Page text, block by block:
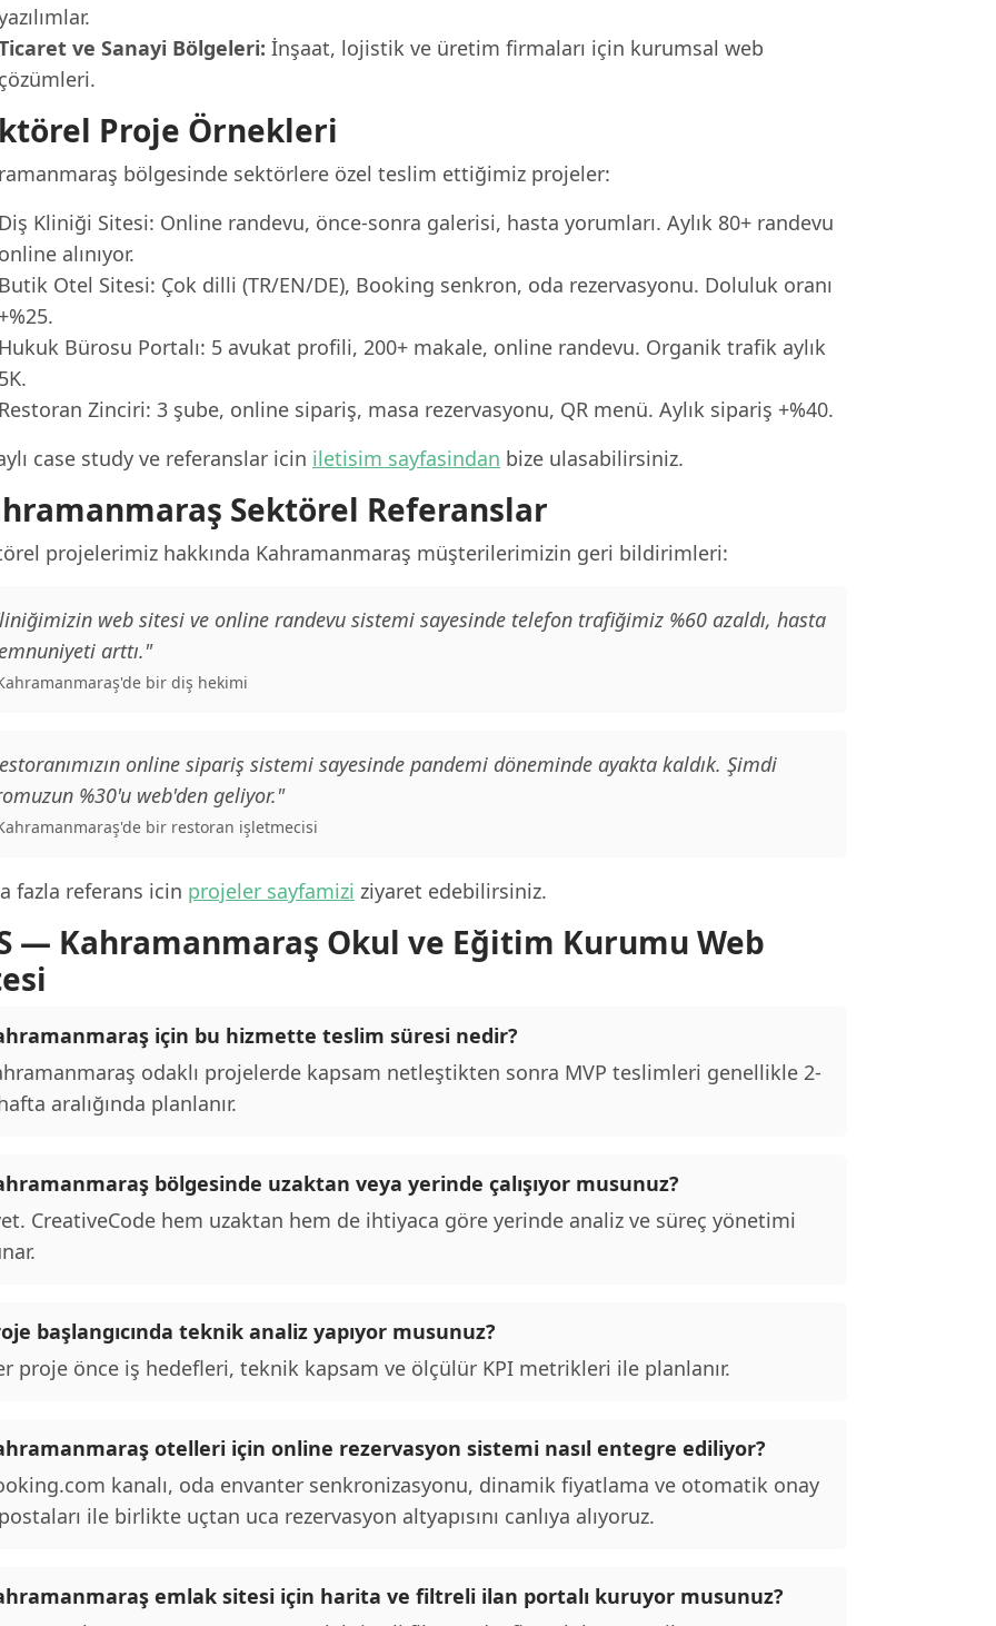
ve Sanayi Bölgeleri: İnşaat, lojistik ve üretim firmaları için kurumsal web
çözümleri.
Proje Örnekleri
bölgesinde sektörlere özel teslim ettiğimiz projeler:
Diş Kliniği Sitesi: Online randevu, önce-sonra galerisi, hasta yorumları. Aylık 80+ randevu
online alınıyor.
Butik Otel Sitesi: Çok dilli (TR/EN/DE), Booking senkron, oda rezervasyonu. Doluluk oranı
+%25.
Hukuk Bürosu Portalı: 5 avukat profili, 200+ makale, online randevu. Organik trafik aylık
5K.
Restoran Zinciri: 3 şube, online sipariş, masa rezervasyonu, QR menü. Aylık sipariş +%40.
case study ve referanslar icin iletisim sayfasindan bize ulasabilirsiniz.
Sektörel Referanslar
projelerimiz hakkında Kahramanmaraş müşterilerimizin geri bildirimleri:
web sitesi ve online randevu sistemi sayesinde telefon trafiğimiz %60 azaldı, hasta
arttı."
bir diş hekimi
online sipariş sistemi sayesinde pandemi döneminde ayakta kaldık. Şimdi
%30'u web'den geliyor."
bir restoran işletmecisi
fazla referans icin projeler sayfamizi ziyaret edebilirsiniz.
— Kahramanmaraş Okul ve Eğitim Kurumu Web
için bu hizmette teslim süresi nedir?
odaklı projelerde kapsam netleştikten sonra MVP teslimleri genellikle 2-
aralığında planlanır.
bölgesinde uzaktan veya yerinde çalışıyor musunuz?
CreativeCode hem uzaktan hem de ihtiyaca göre yerinde analiz ve süreç yönetimi
başlangıcında teknik analiz yapıyor musunuz?
proje önce iş hedefleri, teknik kapsam ve ölçülür KPI metrikleri ile planlanır.
otelleri için online rezervasyon sistemi nasıl entegre ediliyor?
kanalı, oda envanter senkronizasyonu, dinamik fiyatlama ve otomatik onay
ile birlikte uçtan uca rezervasyon altyapısını canlıya alıyoruz.
emlak sitesi için harita ve filtreli ilan portalı kuruyor musunuz?